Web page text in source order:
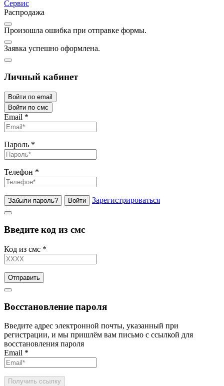
Сервис
Распродажа
Произошла ошибка при отправке формы.
Заявка успешно оформлена.
Личный кабинет
Войти по email
Войти по смс
Email *
Пароль *
Телефон *
Забыли пароль? Войти Зарегистрироваться
Введите код из смс
Код из смс *
Отправить
Восстановление пароля
Введите адрес электронной почты, указанный при
регистрации, и мы пришлём вам письмо с ссылкой для
восстановления пароля
Email *
Получить ссылку